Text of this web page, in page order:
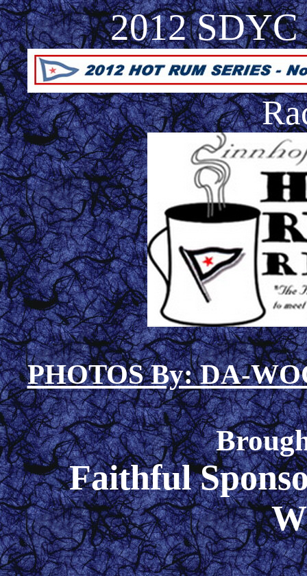
2012
PHOTOS By: DA-
Faithful